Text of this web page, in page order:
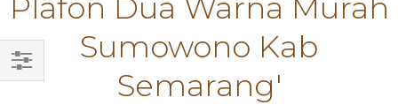
Plafon Dua Warna Murah
Sumowono Kab
Semarang'
Filtrer